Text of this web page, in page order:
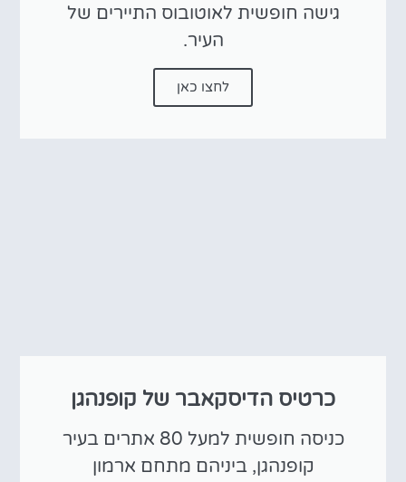
גישה חופשית לאוטובוס התיירים של
העיר.
לחצו כאן
כרטיס הדיסקאבר של קופנהגן
כניסה חופשית למעל 80 אתרים בעיר
קופנהגן, ביניהם מתחם ארמון